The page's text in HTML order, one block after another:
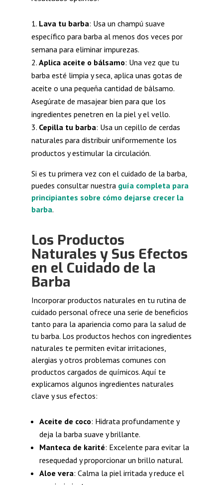
Lava tu barba: Usa un champú suave
específico para barba al menos dos veces por
semana para eliminar impurezas.
Aplica aceite o bálsamo: Una vez que tu
barba esté limpia y seca, aplica unas gotas de
aceite o una pequeña cantidad de bálsamo.
Asegúrate de masajear bien para que los
ingredientes penetren en la piel y el vello.
Cepilla tu barba: Usa un cepillo de cerdas
naturales para distribuir uniformemente los
productos y estimular la circulación.
Si es tu primera vez con el cuidado de la barba,
puedes consultar nuestra guía completa para
principiantes sobre cómo dejarse crecer la
barba.
Los Productos
Naturales y Sus Efectos
en el Cuidado de la
Barba
Incorporar productos naturales en tu rutina de
cuidado personal ofrece una serie de beneficios
tanto para la apariencia como para la salud de
tu barba. Los productos hechos con ingredientes
naturales te permiten evitar irritaciones,
alergias y otros problemas comunes con
productos cargados de químicos. Aquí te
explicamos algunos ingredientes naturales
clave y sus efectos:
Aceite de coco: Hidrata profundamente y
deja la barba suave y brillante.
Manteca de karité: Excelente para evitar la
resequedad y proporcionar un brillo natural.
Aloe vera: Calma la piel irritada y reduce el